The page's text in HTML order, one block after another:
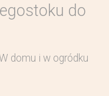
do
domu i w ogródku